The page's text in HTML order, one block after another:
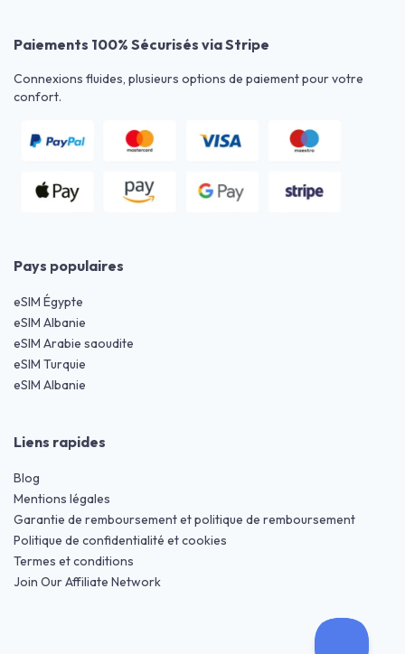
Paiements 100% Sécurisés via Stripe
Connexions fluides, plusieurs options de paiement pour votre
confort.
Pays populaires
eSIM Égypte
eSIM Albanie
eSIM Arabie saoudite
eSIM Turquie
eSIM Albanie
Liens rapides
Blog
Mentions légales
Garantie de remboursement et politique de remboursement
Politique de confidentialité et cookies
Termes et conditions
Join Our Affiliate Network